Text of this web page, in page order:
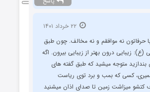
۲۲ خرداد ۱۴۰۱
حرفاتون نه موافقم و نه مخالف. چون طبق
(ع): زیبایی درون بهتر از زیبایی بیرون. اگه
بندازید متوجه میشید که طبق گفته های
کسی که بمب و برد توی ریاست
کتشو میزاشت زمین تا صدای اذان میشنید